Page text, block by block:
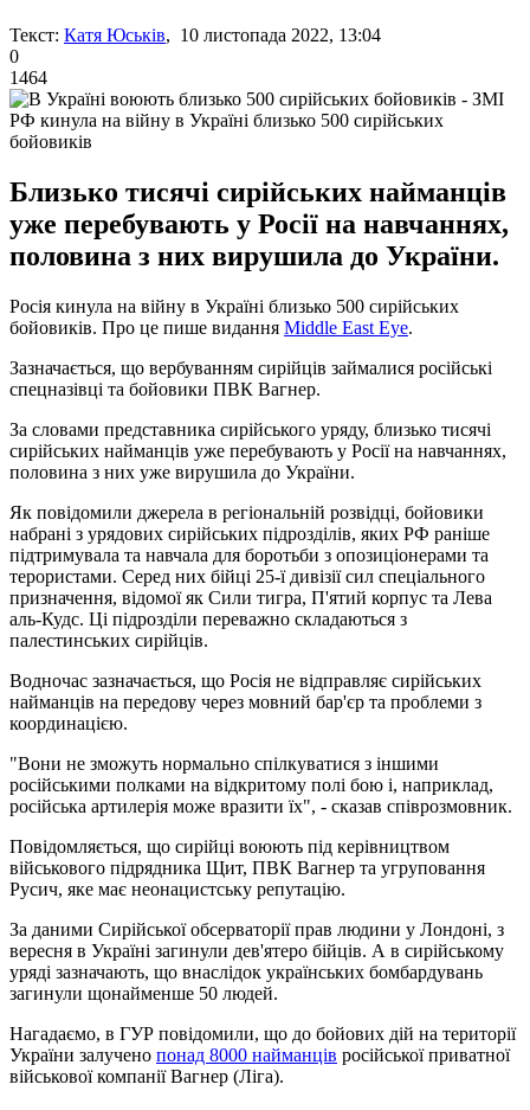
Текст: Катя Юськів, 10 листопада 2022, 13:04
0
1464
РФ кинула на війну в Україні близько 500 сирійських
бойовиків
Близько тисячі сирійських найманців
уже перебувають у Росії на навчаннях,
половина з них вирушила до України.
Росія кинула на війну в Україні близько 500 сирійських
бойовиків. Про це пише видання Middle East Eye.
Зазначається, що вербуванням сирійців займалися російські
спецназівці та бойовики ПВК Вагнер.
За словами представника сирійського уряду, близько тисячі
сирійських найманців уже перебувають у Росії на навчаннях,
половина з них уже вирушила до України.
Як повідомили джерела в регіональній розвідці, бойовики
набрані з урядових сирійських підрозділів, яких РФ раніше
підтримувала та навчала для боротьби з опозиціонерами та
терористами. Серед них бійці 25-ї дивізії сил спеціального
призначення, відомої як Сили тигра, П'ятий корпус та Лева
аль-Кудс. Ці підрозділи переважно складаються з
палестинських сирійців.
Водночас зазначається, що Росія не відправляє сирійських
найманців на передову через мовний бар'єр та проблеми з
координацією.
"Вони не зможуть нормально спілкуватися з іншими
російськими полками на відкритому полі бою і, наприклад,
російська артилерія може вразити їх", - сказав співрозмовник.
Повідомляється, що сирійці воюють під керівництвом
військового підрядника Щит, ПВК Вагнер та угруповання
Русич, яке має неонацистську репутацію.
За даними Сирійської обсерваторії прав людини у Лондоні, з
вересня в Україні загинули дев'ятеро бійців. А в сирійському
уряді зазначають, що внаслідок українських бомбардувань
загинули щонайменше 50 людей.
Нагадаємо, в ГУР повідомили, що до бойових дій на території
України залучено понад 8000 найманців російської приватної
військової компанії Вагнер (Ліга).